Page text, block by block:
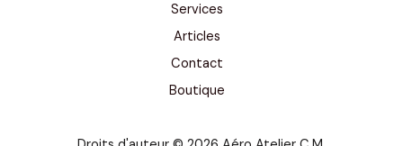
Services
Articles
Contact
Boutique